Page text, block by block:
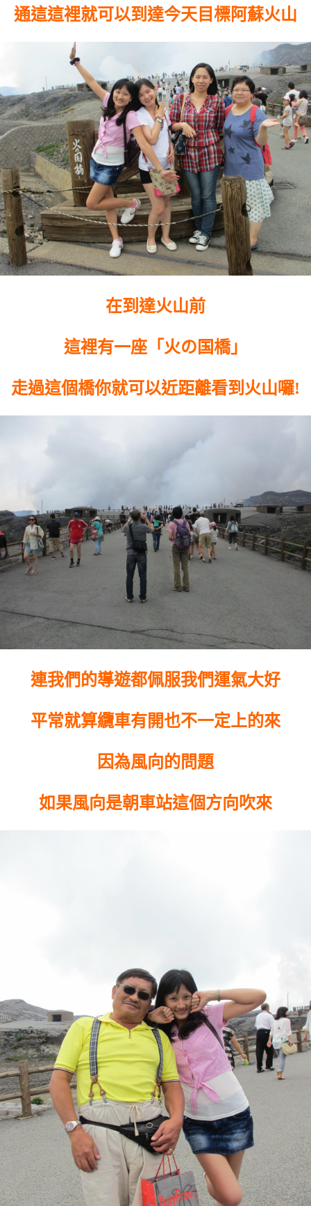
通這這裡就可以到達今天目標阿蘇火山
在到達火山前
這裡有一座「火の国橋」
走過這個橋你就可以近距離看到火山囉!
連我們的導遊都佩服我們運氣大好
平常就算纜車有開也不一定上的來
因為風向的問題
如果風向是朝車站這個方向吹來